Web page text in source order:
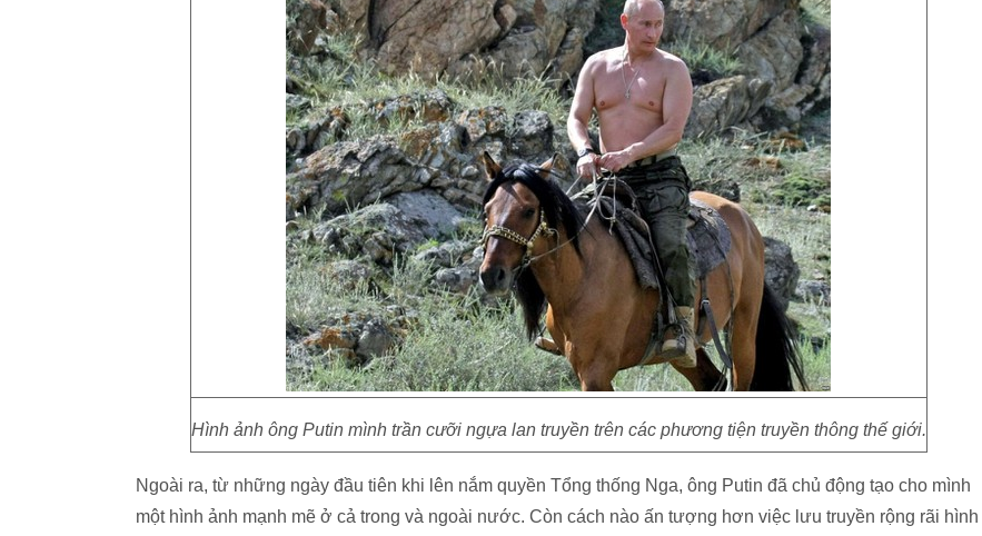
Hình ảnh ông Putin mình trần cưỡi ngựa lan truyền trên các phương tiện truyền thông thế giới.
Ngoài ra, từ những ngày đầu tiên khi lên nắm quyền Tổng thống Nga, ông Putin đã chủ động tạo cho mình
một hình ảnh mạnh mẽ ở cả trong và ngoài nước. Còn cách nào ấn tượng hơn việc lưu truyền rộng rãi hình